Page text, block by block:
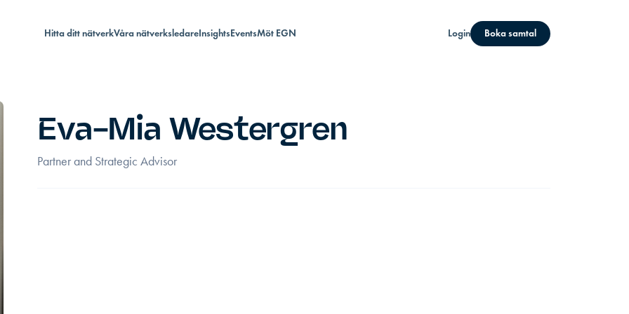
Hitta ditt nätverkVåra nätverksledareInsightsEventsMöt EGN Login Boka samtal
Eva-Mia Westergren
Partner and Strategic Advisor